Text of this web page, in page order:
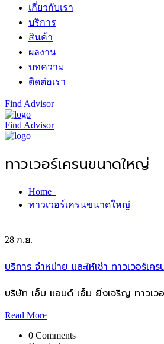
เกี่ยวกับเรา
บริการ
สินค้า
ผลงาน
บทความ
ติดต่อเรา
Find Advisor
Find Advisor
ทาวเวอร์เครนขนาดใหญ่
Home
ทาวเวอร์เครนขนาดใหญ่
28 ก.ย.
บริการ จำหน่าย และให้เช่า ทาวเวอร์เค
บริษัท เอ็ม แอนด์ เอ็ม ยิ่งเจริญ ทาวเ
Read More
0 Comments